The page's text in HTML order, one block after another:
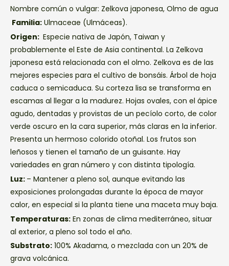
Nombre común o vulgar: Zelkova japonesa, Olmo de agua
Familia: Ulmaceae (Ulmáceas).
Origen: Especie nativa de Japón, Taiwan y
probablemente el Este de Asia continental. La Zelkova
japonesa está relacionada con el olmo. Zelkova es de las
mejores especies para el cultivo de bonsáis. Árbol de hoja
caduca o semicaduca. Su corteza lisa se transforma en
escamas al llegar a la madurez. Hojas ovales, con el ápice
agudo, dentadas y provistas de un pecíolo corto, de color
verde oscuro en la cara superior, más claras en la inferior.
Presenta un hermoso colorido otoñal. Los frutos son
leñosos y tienen el tamaño de un guisante. Hay
variedades en gran número y con distinta tipología.
Luz: – Mantener a pleno sol, aunque evitando las
exposiciones prolongadas durante la época de mayor
calor, en especial si la planta tiene una maceta muy baja.
Temperaturas: En zonas de clima mediterráneo, situar
al exterior, a pleno sol todo el año.
Substrato: 100% Akadama, o mezclada con un 20% de
grava volcánica.